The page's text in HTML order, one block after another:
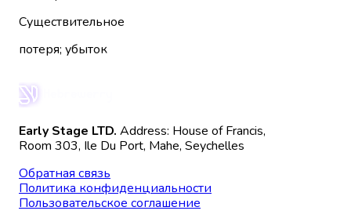
Существительное
потеря; убыток
Early Stage LTD. Address: House of Francis,
Room 303, Ile Du Port, Mahe, Seychelles
Обратная связь
Политика конфиденциальности
Пользовательское соглашение